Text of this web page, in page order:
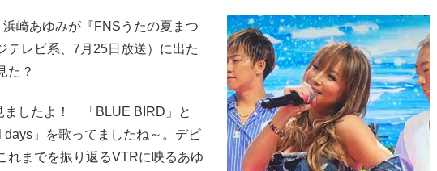
崎あゆみが『FNSうたの夏まつ
テレビ系、7月25日放送）に出た
た？
したよ！ 「BLUE BIRD」と
days」を歌ってましたね～。デビ
れまでを振り返るVTRに映るあゆ